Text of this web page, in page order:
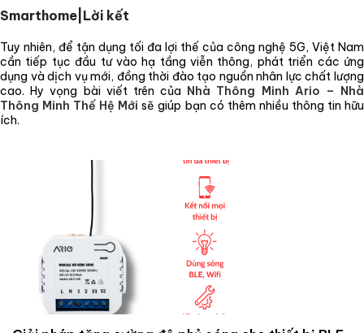
Smarthome|Lời kết
Tuy nhiên, để tận dụng tối đa lợi thế của công nghệ 5G, Việt Nam
cần tiếp tục đầu tư vào hạ tầng viễn thông, phát triển các ứng
dụng và dịch vụ mới, đồng thời đào tạo nguồn nhân lực chất lượng
cao. Hy vọng bài viết trên của Nhà Thông Minh Ario – Nhà
Thông Minh Thế Hệ Mớisẽ giúp bạn có thêm nhiều thông tin hữu
ích.